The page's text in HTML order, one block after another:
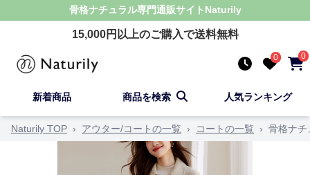
骨格ナチュラル専門通販サイト Naturily
15,000円以上のご購入で送料無料
0 0
新着商品 商品を検索 人気ランキング
Naturily TOP › アウター/コートの一覧 › コートの一覧 › 骨格ナチ